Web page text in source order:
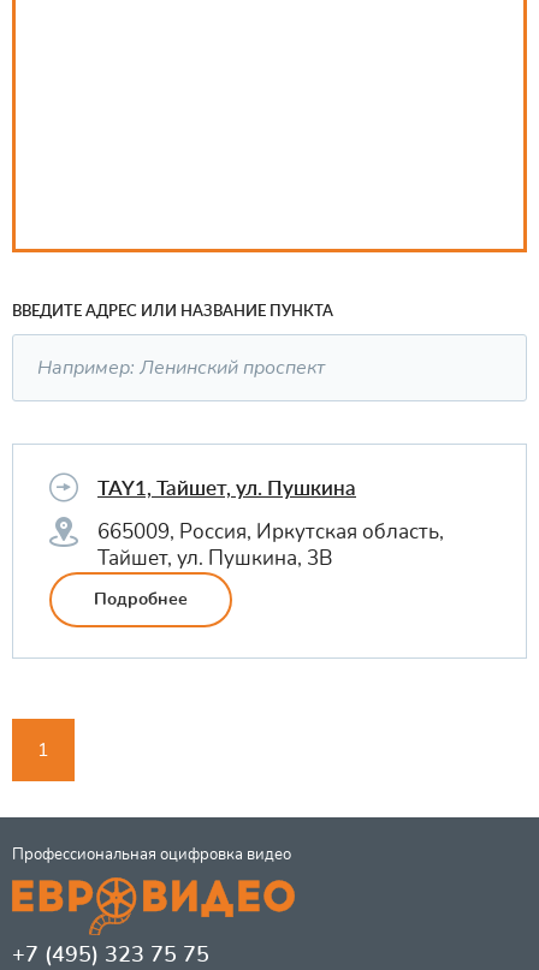
ВВЕДИТЕ АДРЕС ИЛИ НАЗВАНИЕ ПУНКТА
TAY1, Тайшет, ул. Пушкина
665009, Россия, Иркутская область,
Тайшет, ул. Пушкина, 3В
Подробнее
1
Профессиональная оцифровка видео
+7 (495) 323 75 75